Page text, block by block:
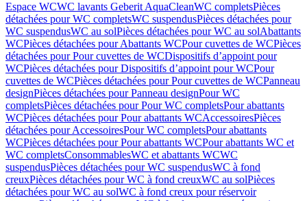
Espace WCWC lavants Geberit AquaCleanWC completsPièces
détachées pour WC completsWC suspendusPièces détachées pour
WC suspendusWC au solPièces détachées pour WC au solAbattants
WCPièces détachées pour Abattants WCPour cuvettes de WCPièces
détachées pour Pour cuvettes de WCDispositifs d’appoint pour
WCPièces détachées pour Dispositifs d’appoint pour WCPour
cuvettes de WCPièces détachées pour Pour cuvettes de WCPanneau
designPièces détachées pour Panneau designPour WC
completsPièces détachées pour Pour WC completsPour abattants
WCPièces détachées pour Pour abattants WCAccessoiresPièces
détachées pour AccessoiresPour WC completsPour abattants
WCPièces détachées pour Pour abattants WCPour abattants WC et
WC completsConsommablesWC et abattants WCWC
suspendusPièces détachées pour WC suspendusWC à fond
creuxPièces détachées pour WC à fond creuxWC au solPièces
détachées pour WC au solWC à fond creux pour réservoir